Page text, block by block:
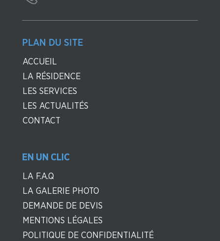
PLAN DU SITE
ACCUEIL
LA RÉSIDENCE
LES SERVICES
LES ACTUALITÉS
CONTACT
EN UN CLIC
LA F.A.Q
LA GALERIE PHOTO
DEMANDE DE DEVIS
MENTIONS LÉGALES
POLITIQUE DE CONFIDENTIALITÉ